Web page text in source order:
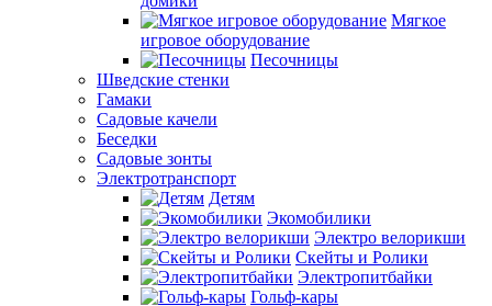
Мягкое
игровое оборудование
Песочницы
Шведские стенки
Гамаки
Садовые качели
Беседки
Садовые зонты
Электротранспорт
Детям
Экомобилики
Электро велорикши
Скейты и Ролики
Электропитбайки
Гольф-кары